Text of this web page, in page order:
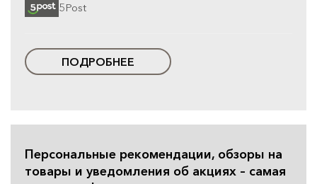
5Post
ПОДРОБНЕЕ
Персональные рекомендации, обзоры на
товары и уведомления об акциях – самая